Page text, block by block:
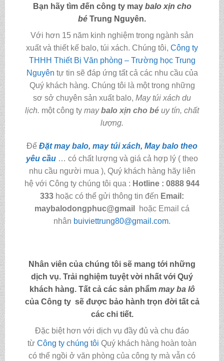
Bạn hãy tìm đến công ty may balo xịn cho
bé Trung Nguyên.
Với hơn 15 năm kinh nghiệm trong ngành sản
xuất và thiết kế balo, túi xách. Chúng tôi, Công ty
THHH Thiết Bị Văn phòng – Trường học Trung
Nguyên tự tin sẽ đáp ứng tất cả các nhu cầu của
Quý khách hàng. Chúng tôi là một trong những
sơ sở chuyên sản xuất balo, May túi xách du
lịch. một công ty maybalo xịn cho bé uy tín, chất
lượng.
Để Đặt may balo, may túi xách, May balo theo
yêu cầu … có chất lượng và giá cả hợp lý ( theo
nhu cầu người mua ), Quý khách hàng hãy liên
hệ với Công ty chúng tôi qua : Hotline : 0888 944
333 hoặc có thể gửi thông tin đến Email:
maybalodongphuc@gmail
hoặc Email cá
nhân buiviettrung80@gmail.com.
Nhân viên của chúng tôi sẽ mang tới những
dịch vụ. Trải nghiệm tuyệt vời nhất với Quý
khách hàng. Tất cả các sản phẩm mayba lô
của Công ty sẽ được bảo hành trọn đời tất cả
các chi tiết.
Đặc biệt hơn với dịch vụ đầy đủ và chu đáo
từ Công ty chúng tôi Quý khách hàng hoàn toàn
có thể ngồi ở văn phòng của công ty mà vẫn có